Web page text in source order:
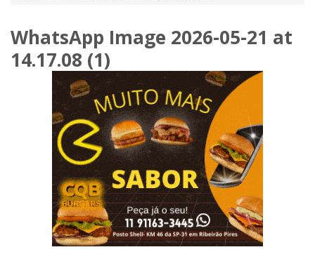
WhatsApp Image 2026-05-21 at
14.17.08 (1)